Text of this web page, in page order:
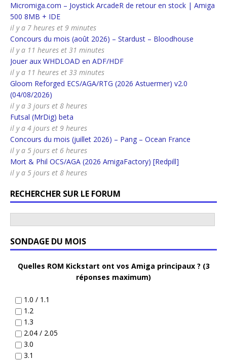
Micromiga.com – Joystick ArcadeR de retour en stock | Amiga
500 8MB + IDE
il y a 7 heures et 9 minutes
Concours du mois (août 2026) – Stardust – Bloodhouse
il y a 11 heures et 31 minutes
Jouer aux WHDLOAD en ADF/HDF
il y a 11 heures et 33 minutes
Gloom Reforged ECS/AGA/RTG (2026 Astuermer) v2.0
(04/08/2026)
il y a 3 jours et 8 heures
Futsal (MrDig) beta
il y a 4 jours et 9 heures
Concours du mois (juillet 2026) – Pang – Ocean France
il y a 5 jours et 6 heures
Mort & Phil OCS/AGA (2026 AmigaFactory) [Redpill]
il y a 5 jours et 8 heures
RECHERCHER SUR LE FORUM
SONDAGE DU MOIS
Quelles ROM Kickstart ont vos Amiga principaux ? (3
réponses maximum)
1.0 / 1.1
1.2
1.3
2.04 / 2.05
3.0
3.1